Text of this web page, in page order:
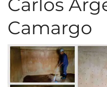
Carlos
Camargo